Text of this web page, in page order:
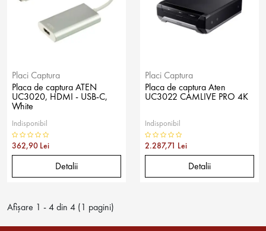
Placi Captura
Placa de captura ATEN
UC3020, HDMI - USB-C,
White
Indisponibil
362,90 Lei
Detalii
Placi Captura
Placa de captura Aten
UC3022 CAMLIVE PRO 4K
Indisponibil
2.287,71 Lei
Detalii
Afişare 1 - 4 din 4 (1 pagini)